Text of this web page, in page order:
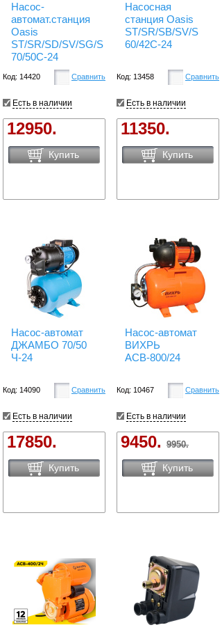
Насос-
автомат.станция
Oasis
ST/SR/SD/SV/SG/S
70/50C-24
Код: 14420 Сравнить
Есть в наличии
12950.
Купить
Насосная
станция Oasis
ST/SR/SB/SV/S
60/42C-24
Код: 13458 Сравнить
Есть в наличии
11350.
Купить
Насос-автомат
ДЖАМБО 70/50
Ч-24
Код: 14090 Сравнить
Есть в наличии
17850.
Купить
Насос-автомат
ВИХРЬ
АСВ-800/24
Код: 10467 Сравнить
Есть в наличии
9450. 9950.
Купить